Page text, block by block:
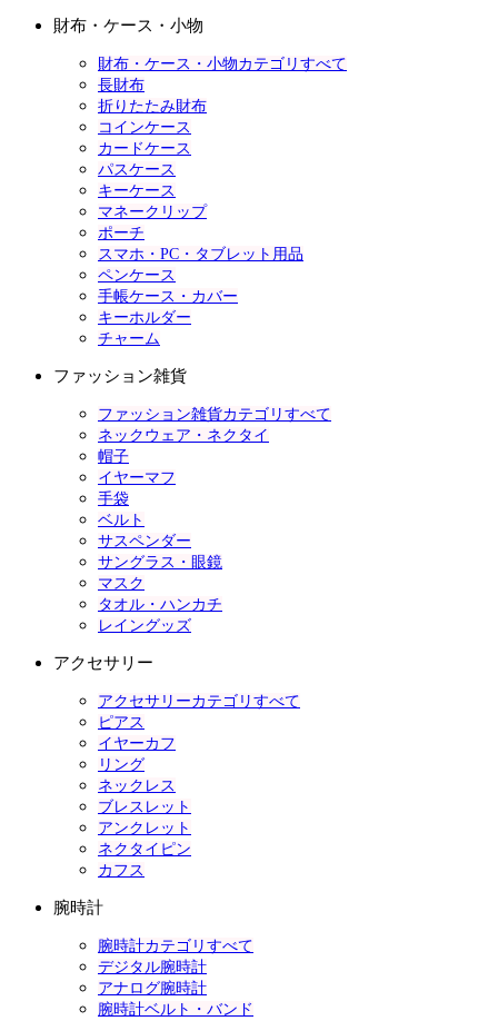
財布・ケース・小物
財布・ケース・小物カテゴリすべて
長財布
折りたたみ財布
コインケース
カードケース
パスケース
キーケース
マネークリップ
ポーチ
スマホ・PC・タブレット用品
ペンケース
手帳ケース・カバー
キーホルダー
チャーム
ファッション雑貨
ファッション雑貨カテゴリすべて
ネックウェア・ネクタイ
帽子
イヤーマフ
手袋
ベルト
サスペンダー
サングラス・眼鏡
マスク
タオル・ハンカチ
レイングッズ
アクセサリー
アクセサリーカテゴリすべて
ピアス
イヤーカフ
リング
ネックレス
ブレスレット
アンクレット
ネクタイピン
カフス
腕時計
腕時計カテゴリすべて
デジタル腕時計
アナログ腕時計
腕時計ベルト・バンド